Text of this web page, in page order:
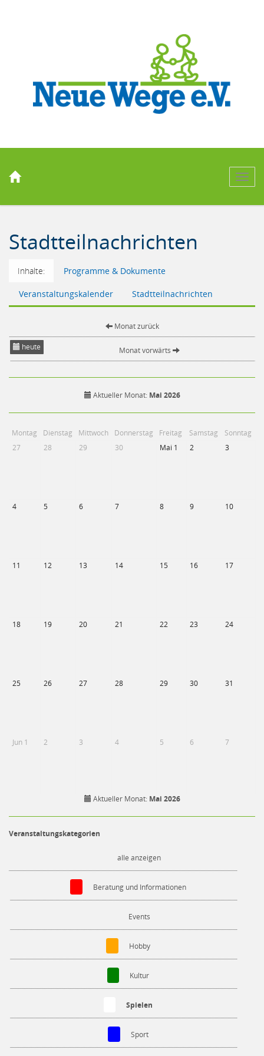
Menü
Stadtteilnachrichten
Inhalte: Programme & Dokumente
Veranstaltungskalender Stadtteilnachrichten
Monat zurück
heute Monat vorwärts
Aktueller Monat: Mai 2026
Montag Dienstag Mittwoch Donnerstag Freitag Samstag
Sonntag
27
28 29 30 Mai 1 2 3
4 5 6 7 8 9 10
11 12 13 14 15 16 17
18 19 20 21 22 23 24
25 26 27 28 29 30 31
Jun 1 2 3 4 5 6 7
Aktueller Monat: Mai 2026
Veranstaltungskategorien
alle anzeigen
Beratung und Informationen
Events
Hobby
Kultur
Spielen
Sport